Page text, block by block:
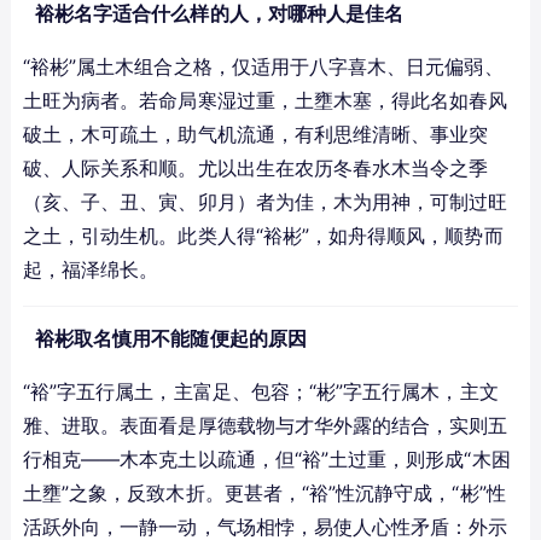
裕彬名字适合什么样的人，对哪种人是佳名
“裕彬”属土木组合之格，仅适用于八字喜木、日元偏弱、
土旺为病者。若命局寒湿过重，土壅木塞，得此名如春风
破土，木可疏土，助气机流通，有利思维清晰、事业突
破、人际关系和顺。尤以出生在农历冬春水木当令之季
（亥、子、丑、寅、卯月）者为佳，木为用神，可制过旺
之土，引动生机。此类人得“裕彬”，如舟得顺风，顺势而
起，福泽绵长。
裕彬取名慎用不能随便起的原因
“裕”字五行属土，主富足、包容；“彬”字五行属木，主文
雅、进取。表面看是厚德载物与才华外露的结合，实则五
行相克——木本克土以疏通，但“裕”土过重，则形成“木困
土壅”之象，反致木折。更甚者，“裕”性沉静守成，“彬”性
活跃外向，一静一动，气场相悖，易使人心性矛盾：外示